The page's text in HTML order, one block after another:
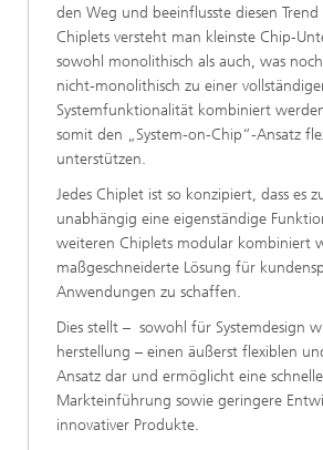
den Weg und beeinflusste diesen
Chiplets versteht man kleinste Chip-
sowohl monolithisch als auch, was
nicht-monolithisch zu einer
Systemfunktionalität kombiniert
somit den „System-on-Chip“-Ansatz
unterstützen.
Jedes Chiplet ist so konzipiert, dass es
unabhängig eine eigenständige
weiteren Chiplets modular kombiniert
maßgeschneiderte Lösung für
Anwendungen zu schaffen.
Dies stellt – sowohl für Systemdesign
herstellung – einen äußerst flexiblen
Ansatz dar und ermöglicht eine
Markteinführung sowie geringere
innovativer Produkte.